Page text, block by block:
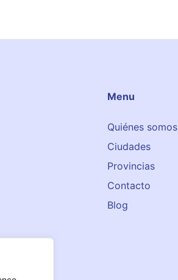
Menu
Quiénes somos
Ciudades
Provincias
Contacto
Blog